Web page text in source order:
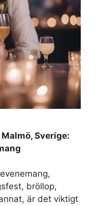
Sverige:
bröllop,
är det viktigt